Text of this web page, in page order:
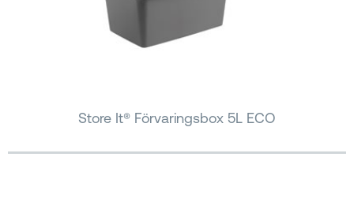
Store It® Förvaringsbox 5L ECO